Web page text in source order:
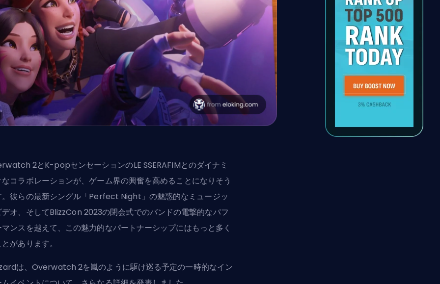
2とK-popセンセーションのLE SSERAFIMとのダイナミ
コラボレーションが、ゲーム界の興奮を高めることになりそう
。彼らの最新シングル「Perfect Night」の魅惑的なミュージッ
オ、そしてBlizzCon 2023の閉会式でのバンドの電撃的なパフ
ンスを越えて、この魅力的なパートナーシップにはもっと多く
があります。
は、Overwatch 2を嵐のように駆け巡る予定の一時的なイン